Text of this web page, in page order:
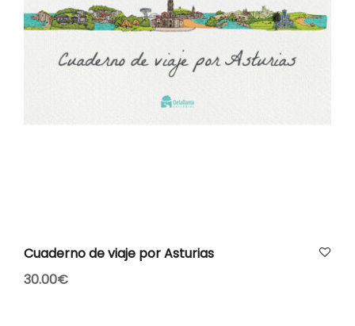
Cuaderno de viaje por Asturias
30.00€